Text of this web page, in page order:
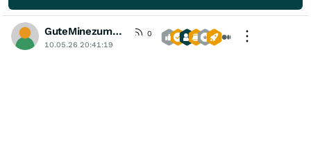
GuteMinezumBoersenspiel
0
10.05.26 20:41:19